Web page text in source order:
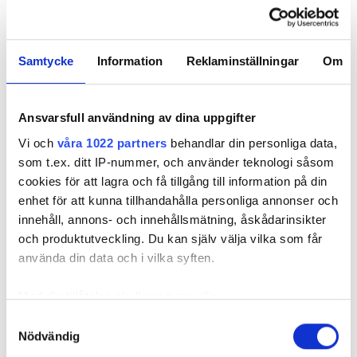
Samtycke Information Reklaminställningar Om
Ansvarsfull användning av dina uppgifter
Vi och våra 1022 partners behandlar din personliga data,
som t.ex. ditt IP-nummer, och använder teknologi såsom
cookies för att lagra och få tillgång till information på din
enhet för att kunna tillhandahålla personliga annonser och
innehåll, annons- och innehållsmätning, åskådarinsikter
och produktutveckling. Du kan själv välja vilka som får
använda din data och i vilka syften.
Med din tillåtelse skulle vi även vilja:
som kan ha en noggrannhet på upp till flera meter
Nödvändig
Prenumerera på vårt nyhetsbrev och få nyheter, tips
och bevakningar rakt ner i inkorgen
REKOMMENDERADE ARTIKLAR